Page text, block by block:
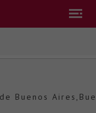
Buenos